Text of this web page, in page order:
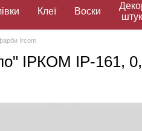
Клеї Воски
Ircom
ІРКОМ ІР-161,